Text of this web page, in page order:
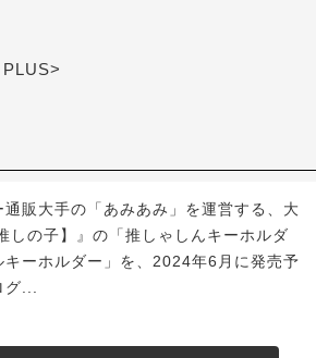
販大手の「あみあみ」を運営する、大
しの子】』の「推しゃしんキーホルダ
キーホルダー」を、2024年6月に発売予
...